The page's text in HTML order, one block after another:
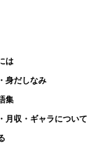
は
身だしなみ
集
月収・ギャラについて